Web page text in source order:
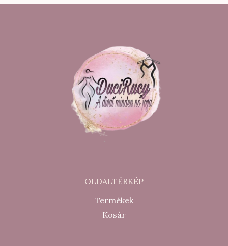
500 Ft.
900 Ft.
OLDALTÉRKÉP
Termékek
Kosár